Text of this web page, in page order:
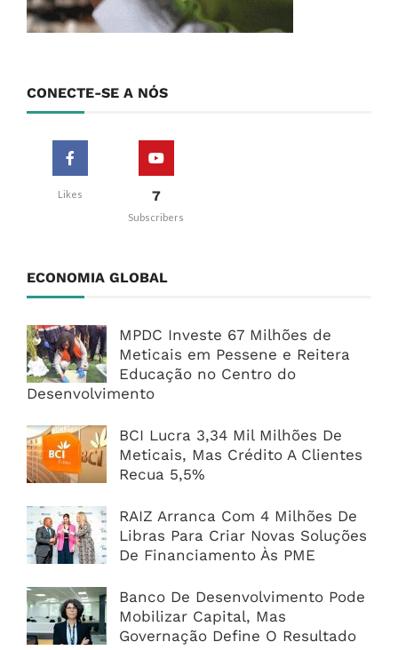
CONECTE-SE A NÓS
Likes 7
Subscribers
ECONOMIA GLOBAL
MPDC Investe 67 Milhões de
Meticais em Pessene e Reitera
Educação no Centro do
Desenvolvimento
BCI Lucra 3,34 Mil Milhões De
Meticais, Mas Crédito A Clientes
Recua 5,5%
RAIZ Arranca Com 4 Milhões De
Libras Para Criar Novas Soluções
De Financiamento Às PME
Banco De Desenvolvimento Pode
Mobilizar Capital, Mas
Governação Define O Resultado